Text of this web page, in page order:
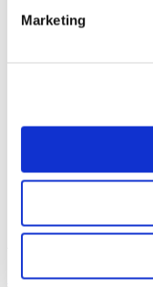
MarketingToronto
Affiche - USA (2026)
10.01.27